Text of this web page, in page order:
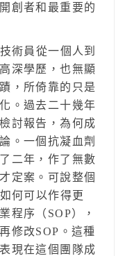
創者和最重要的
員從一個人到
深學歷，也無顯
，所倚靠的只是
。過去二十幾年
討報告，為何成
。一個抗凝血劑
二年，作了無數
定案。可說整個
何可以作得更
程序（SOP），
修改SOP。這種
現在這個團隊成